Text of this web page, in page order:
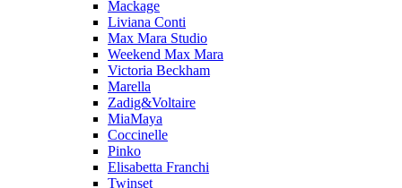
Mackage
Liviana Conti
Max Mara Studio
Weekend Max Mara
Victoria Beckham
Marella
Zadig&Voltaire
MiaMaya
Coccinelle
Pinko
Elisabetta Franchi
Twinset